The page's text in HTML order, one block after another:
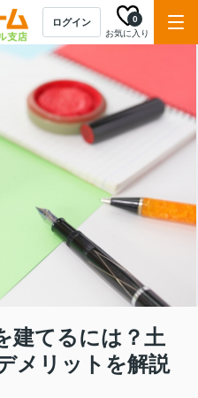
ログイン
お気に入り
0
建てるには？土
メリットを解説